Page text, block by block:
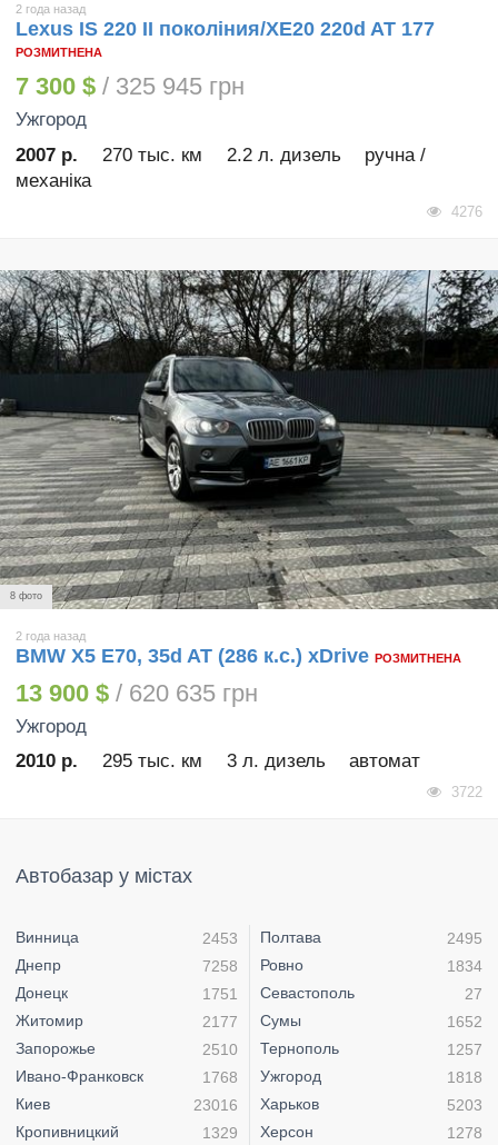
2 года назад
Lexus IS 220 II поколіния/XE20 220d AT 177
РОЗМИТНЕНА
7 300 $ / 325 945 грн
Ужгород
2007 р.
270 тыс. км 2.2 л. дизель
ручна /
механіка
4276
8 фото
2 года назад
BMW X5 E70, 35d AT (286 к.с.) xDrive РОЗМИТНЕНА
13 900 $ / 620 635 грн
Ужгород
2010 р.
295 тыс. км 3 л. дизель автомат
3722
Автобазар у містах
Винница
2453
Днепр
7258
Донецк
1751
Житомир
2177
Запорожье
2510
Ивано-Франковск
1768
Киев
23016
Кропивницкий
1329
Полтава
2495
Ровно
1834
Севастополь
27
Сумы
1652
Тернополь
1257
Ужгород
1818
Харьков
5203
Херсон
1278